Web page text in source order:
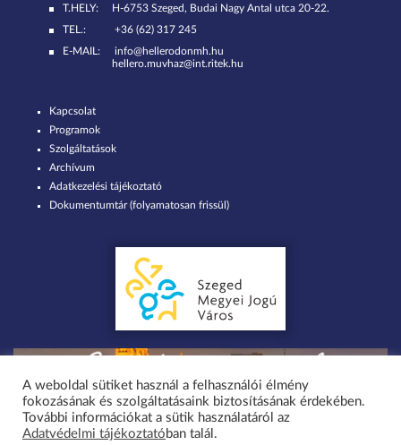
T.HELY:
H-6753 Szeged, Budai Nagy Antal utca 20-22.
TEL.:
+36 (62) 317 245
E-MAIL:
info@hellerodonmh.hu
hellero.muvhaz@int.ritek.hu
Kapcsolat
Programok
Szolgáltatások
Archívum
Adatkezelési tájékoztató
Dokumentumtár (folyamatosan frissül)
Minden jog fenntartva 2026 © Szent-Györgyi Albert Agóra Heller Ödön
Művelődési Ház Szeged-Tápé / design by greenteam.hu
A weboldal sütiket használ a felhasználói élmény
fokozásának és szolgáltatásaink biztosításának érdekében.
További információkat a sütik használatáról az
Adatvédelmi tájékoztató ban talál.